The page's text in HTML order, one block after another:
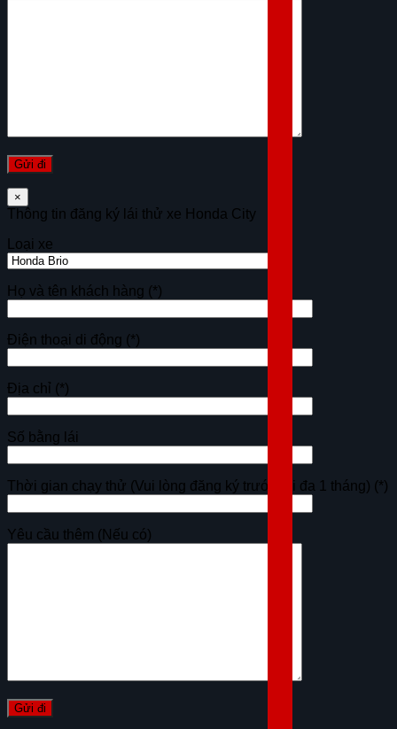
×
Thông tin đăng ký lái thử xe Honda City
Loại xe
Họ và tên khách hàng (*)
Điện thoại di động (*)
Địa chỉ (*)
Số bằng lái
Thời gian chạy thử (Vui lòng đăng ký trước tối đa 1 tháng) (*)
Yêu cầu thêm (Nếu có)